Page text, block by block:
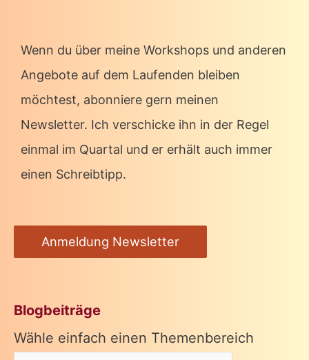
Wenn du über meine Workshops und anderen
Angebote auf dem Laufenden bleiben
möchtest, abonniere gern meinen
Newsletter. Ich verschicke ihn in der Regel
einmal im Quartal und er erhält auch immer
einen Schreibtipp.
Anmeldung Newsletter
Blogbeiträge
Wähle einfach einen Themenbereich